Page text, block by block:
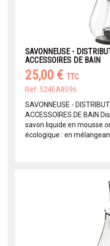
SAVONNEUSE -
ACCESSOIRES DE BAIN
25,00 € TTC
Réf: 524EA8596
SAVONNEUSE -
ACCESSOIRES DE BAIN
savon liquide en mousse
écologique : en